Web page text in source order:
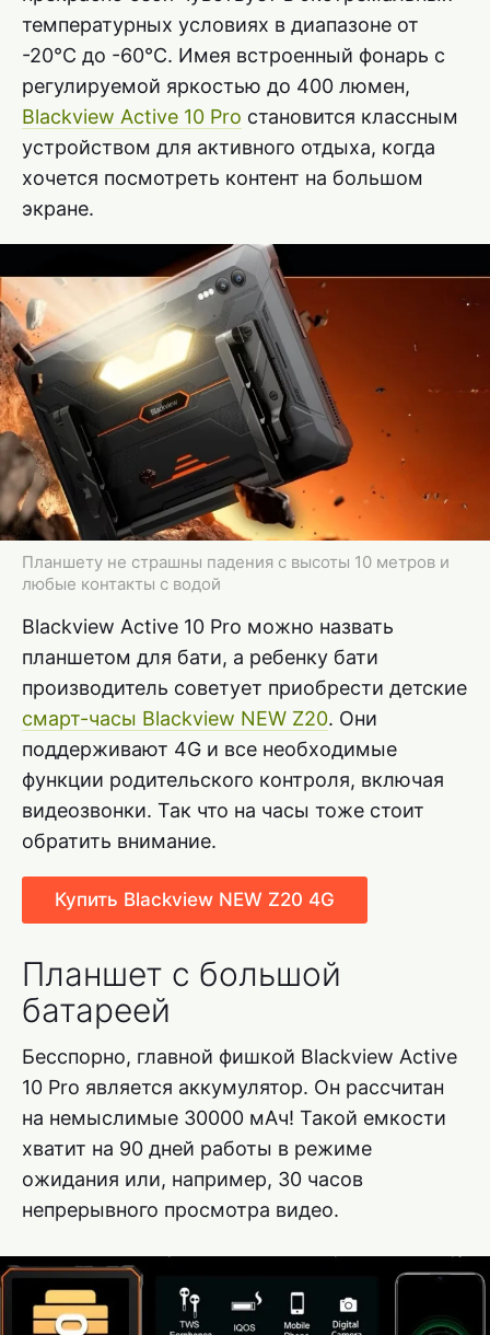
температурных условиях в диапазоне от
-20°C до -60°C. Имея встроенный фонарь с
регулируемой яркостью до 400 люмен,
Blackview Active 10 Pro становится классным
устройством для активного отдыха, когда
хочется посмотреть контент на большом
экране.
Планшету не страшны падения с высоты 10 метров и
любые контакты с водой
Blackview Active 10 Pro можно назвать
планшетом для бати, а ребенку бати
производитель советует приобрести детские
смарт-часы Blackview NEW Z20. Они
поддерживают 4G и все необходимые
функции родительского контроля, включая
видеозвонки. Так что на часы тоже стоит
обратить внимание.
Купить Blackview NEW Z20 4G
Планшет с большой
батареей
Бесспорно, главной фишкой Blackview Active
10 Pro является аккумулятор. Он рассчитан
на немыслимые 30000 мАч! Такой емкости
хватит на 90 дней работы в режиме
ожидания или, например, 30 часов
непрерывного просмотра видео.